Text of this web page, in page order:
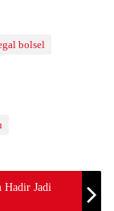
bolsel
Hadir Jadi